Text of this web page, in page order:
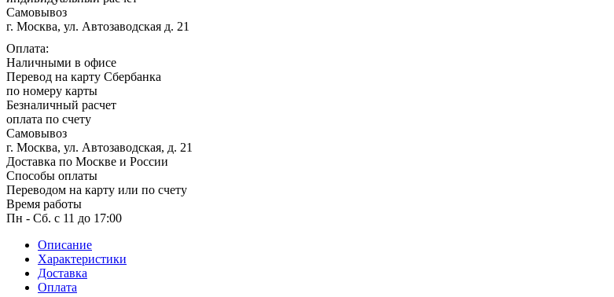
19 января, Крещение Господне
25 января, Татьянин день
14 февраля, День Святого Валентина
15 февраля, День памяти о
россиянах...
Масленица
23 февраля, День защитника
Отечества
1 марта, День Бабушек
день
27 марта, День театра
1 апреля, День смеха
Самовывоз
г. Москва, ул. Автозаводская д. 21
Оплата:
Наличными в офисе
Перевод на карту Сбербанка
по номеру карты
Безналичный расчет
оплата по счету
Самовывоз
г. Москва, ул. Автозаводская, д. 21
Доставка по Москве и России
Способы оплаты
Переводом на карту или по счету
Время работы
Пн - Сб. с 11 до 17:00
Описание
Характеристики
Доставка
Оплата